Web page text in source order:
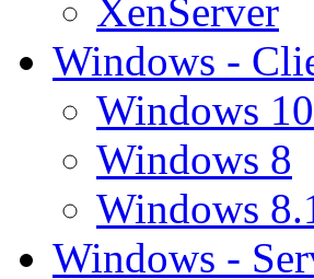
XenServer
Windows -
Windows 10
Windows 8
Windows
Windows -